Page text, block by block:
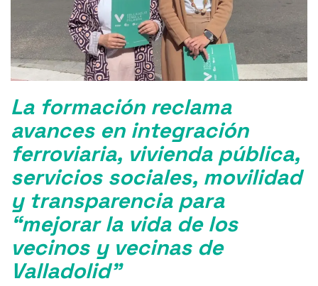
La formación reclama
avances en integración
ferroviaria, vivienda pública,
servicios sociales, movilidad
y transparencia para
“mejorar la vida de los
vecinos y vecinas de
Valladolid”